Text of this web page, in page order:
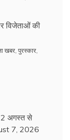
विजेताओं की
खबर पुरस्कार
अगस्त से
7, 2026